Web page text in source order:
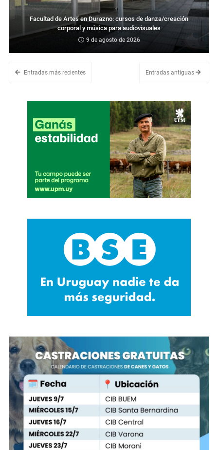
Facultad de Artes en Durazno: cursos de danza/creación
corporal y música para audiovisuales
9 de agosto de 2026
Entradas más recientes Entradas antiguas